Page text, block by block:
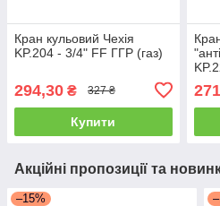
Кран кульовий Чехія
KP.204 - 3/4" FF ГГР (газ)
294,30 ₴ 327 ₴
Купити
Акційні пропозиції та
–15%